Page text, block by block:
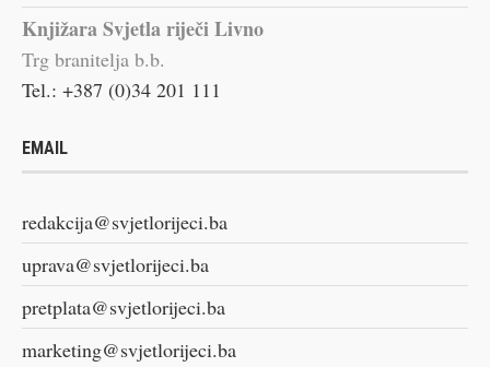
Knjižara Svjetla riječi Livno
Trg branitelja b.b.
Tel.: +387 (0)34 201 111
EMAIL
redakcija@svjetlorijeci.ba
uprava@svjetlorijeci.ba
pretplata@svjetlorijeci.ba
marketing@svjetlorijeci.ba